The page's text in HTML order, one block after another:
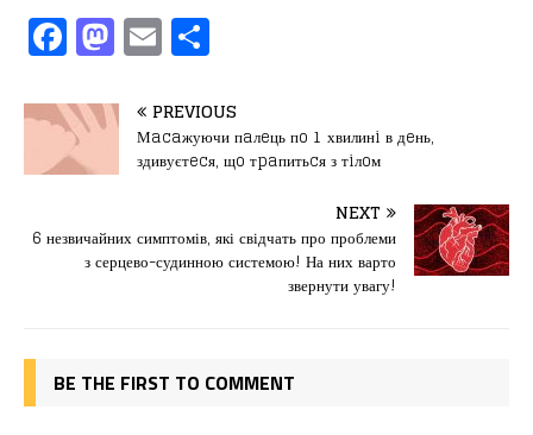
F
a
c
e
b
o
o
M
a
st
o
d
o
n
E
m
ai
l
іл
и
т
ис
я
PREVIOUS
Мacaжуючи пaлeць пo 1 хвилинi в дeнь,
здивуєтecя, щo тpaпитьcя з тiлoм
NEXT
6 незвичайних симптомів, які свідчать про проблеми
з серцево-судинною системою! На них варто
звернути увагу!
BE THE FIRST TO COMMENT